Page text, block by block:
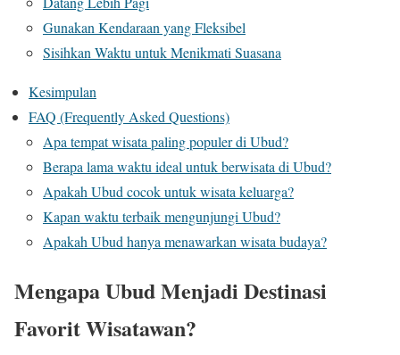
Gunakan Kendaraan yang Fleksibel
Sisihkan Waktu untuk Menikmati Suasana
Kesimpulan
FAQ (Frequently Asked Questions)
Apa tempat wisata paling populer di Ubud?
Berapa lama waktu ideal untuk berwisata di Ubud?
Apakah Ubud cocok untuk wisata keluarga?
Kapan waktu terbaik mengunjungi Ubud?
Apakah Ubud hanya menawarkan wisata budaya?
Mengapa Ubud Menjadi Destinasi
Favorit Wisatawan?